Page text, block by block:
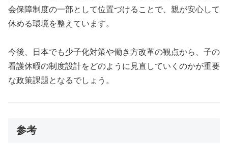
会保障制度の一部として位置づけることで、親が安心して
休める環境を整えています。
今後、日本でも少子化対策や働き方改革の観点から、子の
看護休暇の制度設計をどのように見直していくのかが重要
な政策課題となるでしょう。
参考